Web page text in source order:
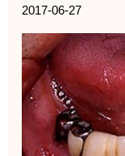
2017-06-27